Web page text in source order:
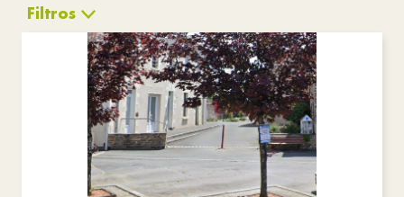
Filtros
Asociaciones Negocios Cultura
Salud y solidaridad Servicios públicos
Restablecer filtros